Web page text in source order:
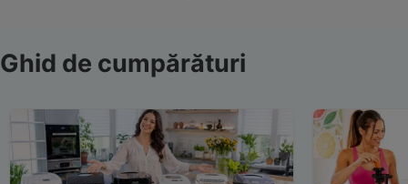
Ghid de cumpărături